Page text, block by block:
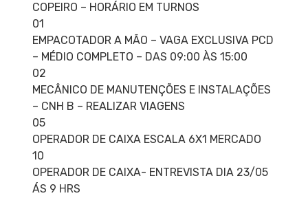
COPEIRO – HORÁRIO EM TURNOS
01
EMPACOTADOR A MÃO – VAGA EXCLUSIVA PCD
– MÉDIO COMPLETO – DAS 09:00 ÀS 15:00
02
MECÂNICO DE MANUTENÇÕES E INSTALAÇÕES
– CNH B – REALIZAR VIAGENS
05
OPERADOR DE CAIXA ESCALA 6X1 MERCADO
10
OPERADOR DE CAIXA- ENTREVISTA DIA 23/05
ÁS 9 HRS